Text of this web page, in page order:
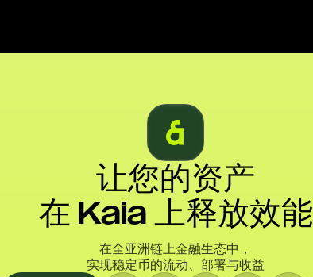
让您的资产
在 Kaia 上释放效能
在全亚洲链上金融生态中，
实现稳定币的流动、部署与收益